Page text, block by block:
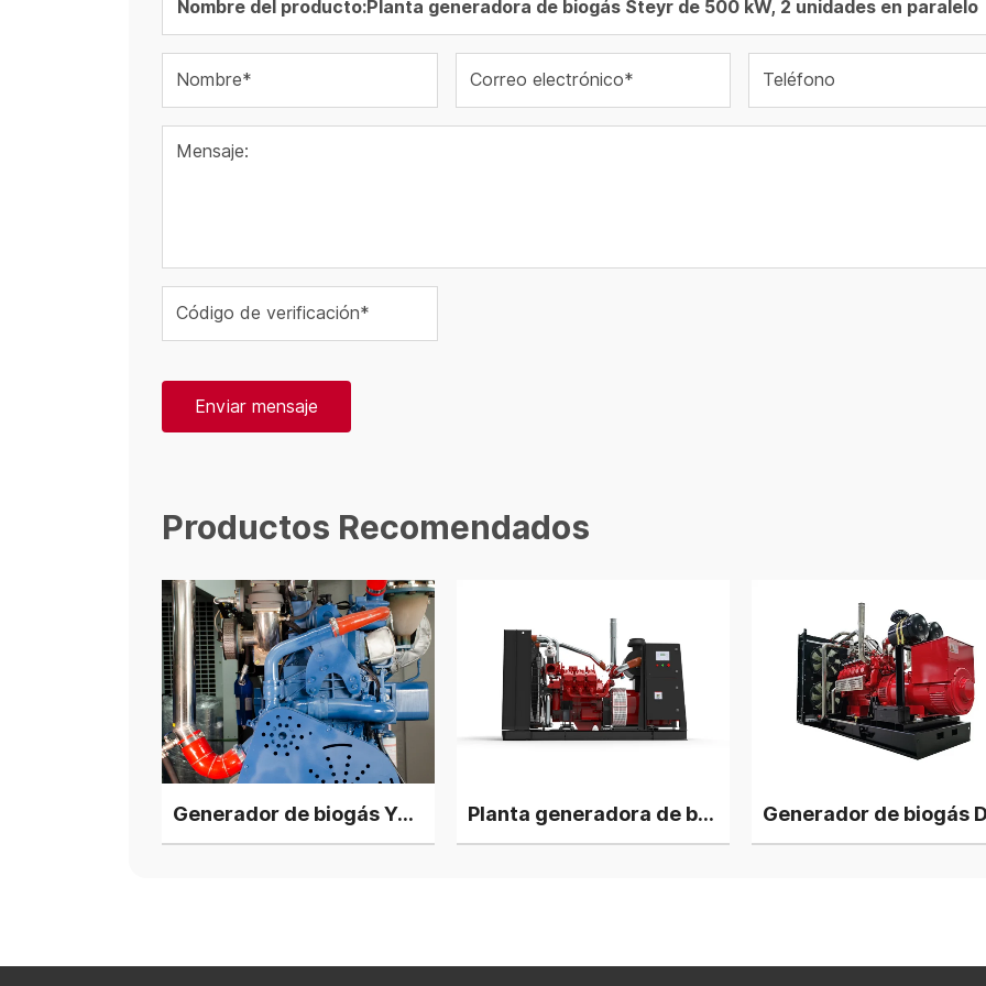
Nombre* Correo electrónico* Teléfono
Mensaje:
Código de verificación*
Enviar mensaje
Productos Recomendados
Generador de biogás Yuchai de 500 kW Planta generadora de biogás Deutz HC6V132 de 220 kW